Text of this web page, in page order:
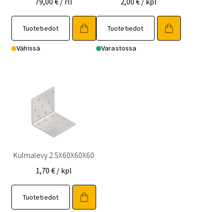
Tuotetiedot
Vähissä
Tuotetiedot
Varastossa
Kulmalevy 2.5X60X60X60
1,70 € / kpl
Tuotetiedot